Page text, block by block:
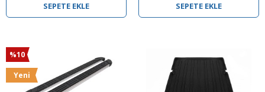
SEPETE EKLE SEPETE EKLE
%10
Yeni